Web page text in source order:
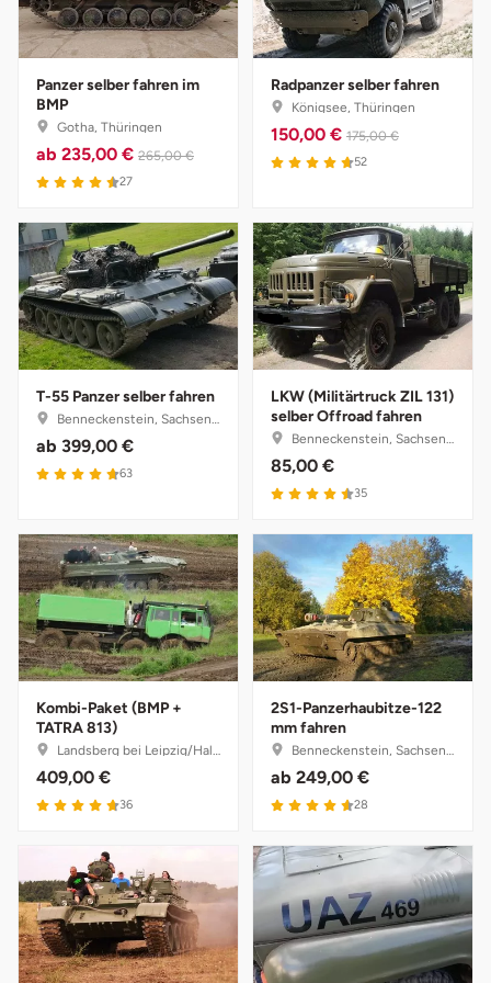
Panzer selber fahren im
BMP
Gotha, Thüringen
ab 235,00 € 265,00 €
27
Radpanzer selber fahren
Königsee, Thüringen
150,00 € 175,00 €
52
T-55 Panzer selber fahren
Benneckenstein, Sachsen-Anhalt
ab 399,00 €
63
LKW (Militärtruck ZIL 131)
selber Offroad fahren
Benneckenstein, Sachsen-Anhalt
85,00 €
35
Kombi-Paket (BMP +
TATRA 813)
Landsberg bei Leipzig/Halle, Sachsen-Anhalt
409,00 €
36
2S1-Panzerhaubitze-122
mm fahren
Benneckenstein, Sachsen-Anhalt
ab 249,00 €
28
Fürstenfeldbruck
Geiselwind
Gelnhausen
Gera
Gersfeld
Gotha
Göppingen
Hamburg
Hanau
Hannover
Haßfurt
Heidenheim
Heilbronn
Heldburg